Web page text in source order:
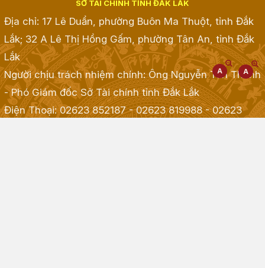
SỞ TÀI CHÍNH TỈNH ĐẮK LẮK
Địa chỉ: 17 Lê Duẩn, phường Buôn Ma Thuột, tỉnh Đắk
Lắk; 32 A Lê Thị Hồng Gấm, phường Tân An, tỉnh Đắk
Lắk
Người chịu trách nhiệm chính: Ông Nguyễn Tấn Thành
- Phó Giám đốc Sở Tài chính tỉnh Đắk Lắk
Điện Thoại: 02623 852187 - 02623 819988 - 02623